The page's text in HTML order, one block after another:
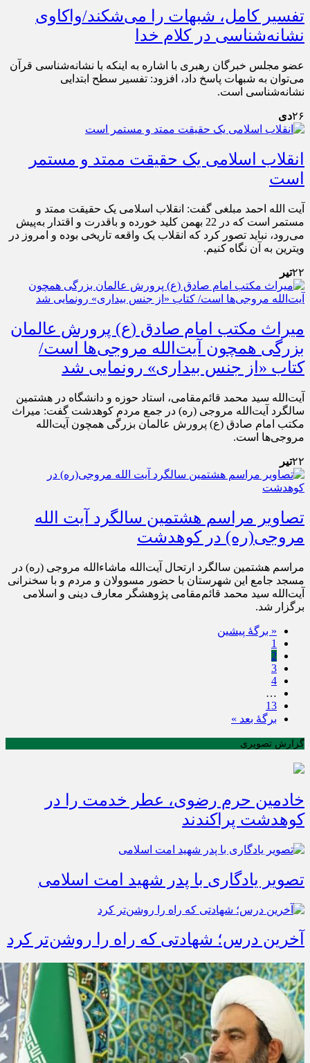
تفسیر کامل، شبهات را می‌شکند/واکاوی
نشانه‌شناسی در کلام خدا
عضو مجلس خبرگان رهبری با اشاره به اینکه با نشانه‌شناسی قرآن
می‌توان به شبهات پاسخ داد، افزود: تفسیر سطح ابتدایی
نشانه‌شناسی است.
۲۶دی
انقلاب اسلامی یک حقیقت ممتد و مستمر
است
آیت الله احمد مبلغی گفت: انقلاب اسلامی یک حقیقت ممتد و
مستمر است که در 22 بهمن کلید خورده و باقدرت و اقتدار به‌پیش
می‌رود، نباید تصور کرد که انقلاب یک واقعه تاریخی بوده و امروز در
ویترین به آن نگاه کنیم.
۲۲تیر
میراث مکتب امام صادق (ع) پرورش عالمان
بزرگی همچون آیت‌الله مروجی‌ها است/
کتاب «از جنس بیداری» رونمایی شد
آیت‌الله سید محمد قائم‌مقامی، استاد حوزه و دانشگاه در هشتمین
سالگرد آیت‌الله مروجی (ره) در جمع مردم کوهدشت گفت: میراث
مکتب امام صادق (ع) پرورش عالمان بزرگی همچون آیت‌الله
مروجی‌ها است.
۲۲تیر
تصاویر مراسم هشتمین سالگرد آیت الله
مروجی(ره) در کوهدشت
مراسم هشتمین سالگرد ارتحال آیت‌الله ماشاءالله مروجی (ره) در
مسجد جامع این شهرستان با حضور مسوولان و مردم و با سخنرانی
آیت‌الله سید محمد قائم‌مقامی پژوهشگر معارف دینی و اسلامی
برگزار شد.
« برگه‌ٔ پیشین
1
2
3
4
…
13
برگهٔ بعد »
گزارش تصویری
خادمین حرم رضوی، عطر خدمت را در
کوهدشت پراکندند
تصویر یادگاری با پدر شهید امت اسلامی
آخرین درس؛ شهادتی که راه را روشن‌تر کرد